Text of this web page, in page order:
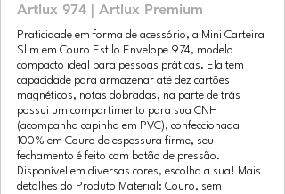
Artlux 974 | Artlux Premium
Praticidade em forma de acessório, a Mini Carteira
Slim em Couro Estilo Envelope 974, modelo
compacto ideal para pessoas práticas. Ela tem
capacidade para armazenar até dez cartões
magnéticos, notas dobradas, na parte de trás
possui um compartimento para sua CNH
(acompanha capinha em PVC), confeccionada
100% em Couro de espessura firme, seu
fechamento é feito com botão de pressão.
Disponível em diversas cores, escolha a sua! Mais
detalhes do Produto Material: Couro, sem